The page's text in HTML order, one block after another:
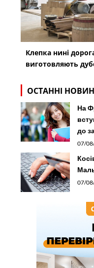
Клепка нині
виготовляють
ОСТАННІ
На
до
07/
07/